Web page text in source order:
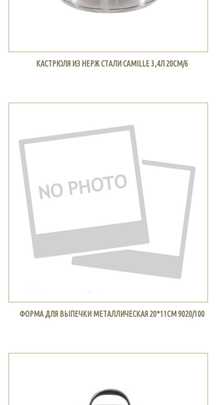
КАСТРЮЛЯ ИЗ НЕРЖ СТАЛИ CAMILLE 3,4Л 20СМ/6
ФОРМА ДЛЯ ВЫПЕЧКИ МЕТАЛЛИЧЕСКАЯ 20*11СМ 9020/100